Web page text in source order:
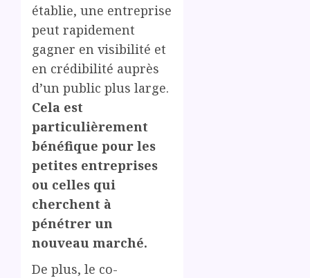
établie, une entreprise
peut rapidement
gagner en visibilité et
en crédibilité auprès
d’un public plus large.
Cela est
particulièrement
bénéfique pour les
petites entreprises
ou celles qui
cherchent à
pénétrer un
nouveau marché.
De plus, le co-